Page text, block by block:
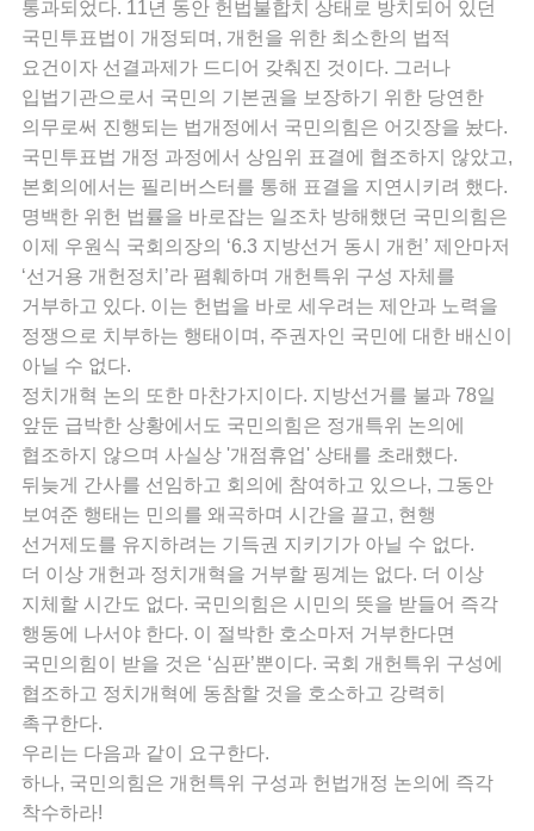
통과되었다. 11년 동안 헌법불합치 상태로 방치되어 있던
국민투표법이 개정되며, 개헌을 위한 최소한의 법적
요건이자 선결과제가 드디어 갖춰진 것이다. 그러나
입법기관으로서 국민의 기본권을 보장하기 위한 당연한
의무로써 진행되는 법개정에서 국민의힘은 어깃장을 놨다.
국민투표법 개정 과정에서 상임위 표결에 협조하지 않았고,
본회의에서는 필리버스터를 통해 표결을 지연시키려 했다.
명백한 위헌 법률을 바로잡는 일조차 방해했던 국민의힘은
이제 우원식 국회의장의 ‘6.3 지방선거 동시 개헌’ 제안마저
‘선거용 개헌정치’라 폄훼하며 개헌특위 구성 자체를
거부하고 있다. 이는 헌법을 바로 세우려는 제안과 노력을
정쟁으로 치부하는 행태이며, 주권자인 국민에 대한 배신이
아닐 수 없다.
정치개혁 논의 또한 마찬가지이다. 지방선거를 불과 78일
앞둔 급박한 상황에서도 국민의힘은 정개특위 논의에
협조하지 않으며 사실상 '개점휴업' 상태를 초래했다.
뒤늦게 간사를 선임하고 회의에 참여하고 있으나, 그동안
보여준 행태는 민의를 왜곡하며 시간을 끌고, 현행
선거제도를 유지하려는 기득권 지키기가 아닐 수 없다.
더 이상 개헌과 정치개혁을 거부할 핑계는 없다. 더 이상
지체할 시간도 없다. 국민의힘은 시민의 뜻을 받들어 즉각
행동에 나서야 한다. 이 절박한 호소마저 거부한다면
국민의힘이 받을 것은 ‘심판’뿐이다. 국회 개헌특위 구성에
협조하고 정치개혁에 동참할 것을 호소하고 강력히
촉구한다.
우리는 다음과 같이 요구한다.
하나, 국민의힘은 개헌특위 구성과 헌법개정 논의에 즉각
착수하라!